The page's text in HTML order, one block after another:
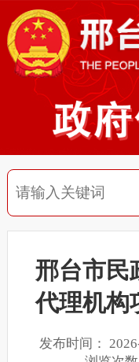
邢台市民
代理机构
发布时间：